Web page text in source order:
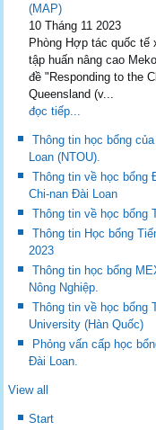
(MAP)
10 Tháng 11 2023
Phòng Hợp tác quốc tế
tập huấn nâng cao
đề "Responding to the
Queensland (v...
đọc tiếp...
Thông tin học bổng
Loan (NTOU).
Thông tin về học
Chi-nan Đài Loan
Thông tin về học bổng
Thông tin Học bổng
2023
Thông tin học bổng
Nông Nghiệp.
Thông tin về học bổng
University (Hàn Quốc)
Phỏng vấn cấp học
Đài Loan.
View all
Start